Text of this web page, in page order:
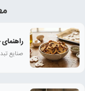
صنایع